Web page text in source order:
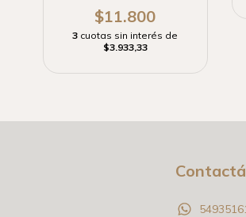
$11.800
3 cuotas sin interés de
$3.933,33